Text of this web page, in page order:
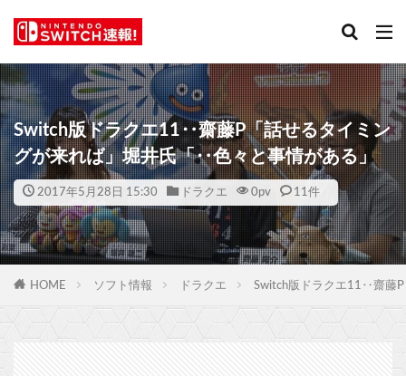
Switch版ドラクエ11‥齋藤P「話せるタイミン
グが来れば」堀井氏「‥色々と事情がある」
2017年5月28日 15:30 ドラクエ 0pv 11件
HOME ソフト情報 ドラクエ Switch版ドラクエ11‥齋藤